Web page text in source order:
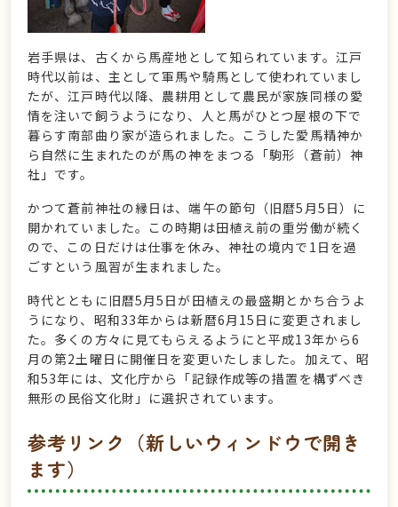
岩手県は、古くから馬産地として知られています。江戸
時代以前は、主として軍馬や騎馬として使われていまし
たが、江戸時代以降、農耕用として農民が家族同様の愛
情を注いで飼うようになり、人と馬がひとつ屋根の下で
暮らす南部曲り家が造られました。こうした愛馬精神か
ら自然に生まれたのが馬の神をまつる「駒形（蒼前）神
社」です。
かつて蒼前神社の縁日は、端午の節句（旧暦5月5日）に
開かれていました。この時期は田植え前の重労働が続く
ので、この日だけは仕事を休み、神社の境内で1日を過
ごすという風習が生まれました。
時代とともに旧暦5月5日が田植えの最盛期とかち合うよ
うになり、昭和33年からは新暦6月15日に変更されまし
た。多くの方々に見てもらえるようにと平成13年から6
月の第2土曜日に開催日を変更いたしました。加えて、昭
和53年には、文化庁から「記録作成等の措置を構ずべき
無形の民俗文化財」に選択されています。
参考リンク（新しいウィンドウで開き
ます）